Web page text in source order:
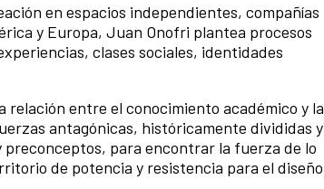
en espacios independientes, compañías
y Europa, Juan Onofri plantea procesos
clases sociales, identidades
entre el conocimiento académico y la
antagónicas, históricamente divididas y
para encontrar la fuerza de lo
de potencia y resistencia para el diseño